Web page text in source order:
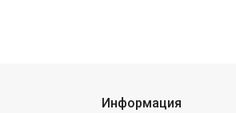
Информация